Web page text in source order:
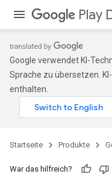
Play
Google verwendet KI-
Sprache zu übersetzen.
enthalten.
Startseite Produkte
War das hilfreich?